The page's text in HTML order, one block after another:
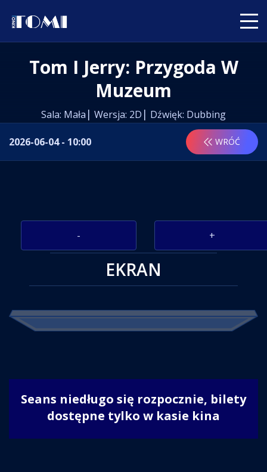
Tom I Jerry: Przygoda W
Muzeum
Sala: Mała Wersja: 2D Dźwięk: Dubbing
WRÓĆ
2026-06-04 - 10:00
- +
EKRAN
Seans niedługo się rozpocznie, bilety
dostępne tylko w kasie kina